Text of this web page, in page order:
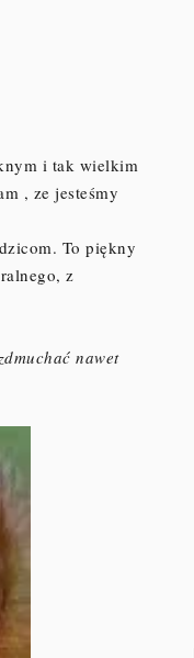
i tak wielkim
, ze jesteśmy
To piękny
z
nawet